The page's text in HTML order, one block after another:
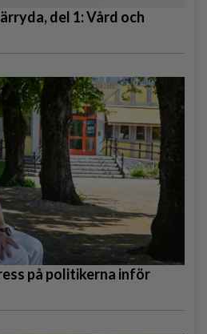
del 1: Vård och
på politikerna inför